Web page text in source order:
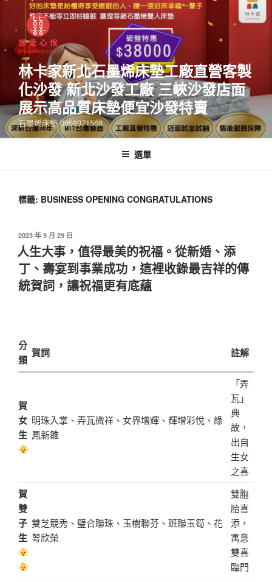
林卡家新北石墨烯床墊工廠直營客製
化沙發 新北沙發工廠 三峽沙發店面
展示高品質床墊便宜沙發特賣
石墨烯床墊 0958971568
選單
標籤: BUSINESS OPENING CONGRATULATIONS
2023 年 9 月 29 日
人生大事，值得最美的祝福。從新婚、添
丁、壽宴到事業成功，這裡收錄最吉祥的傳
統賀詞，讓祝福更有底蘊
分
類
賀詞 註解
賀
女
生
明珠入掌、弄瓦微祥、女界增輝、輝增彩悅、綠
鳳新雛
「弄
瓦」
典
故，
出自
生女
之喜
賀
雙
子
生
雙芝競秀、璧合聯珠、玉樹聯芬、班聯玉筍、花
萼欣榮
雙胞
胎喜
添，
寓意
雙喜
臨門